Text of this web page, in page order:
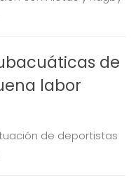
de
labor
de deportistas